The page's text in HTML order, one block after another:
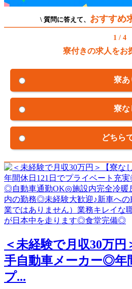
\ 質問に答えて、 おすすめ
1 / 4
寮付きの求人をお
寮あ
寮な
どちら
＜未経験で月収30万
手自動車メーカー◎年
プ...